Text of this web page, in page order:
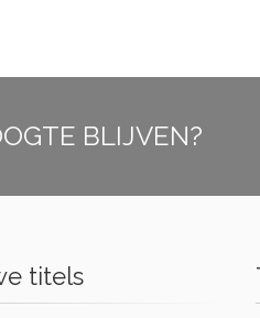
BLIJVEN?
titels